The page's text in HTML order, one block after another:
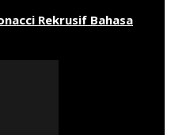
Rekrusif Bahasa